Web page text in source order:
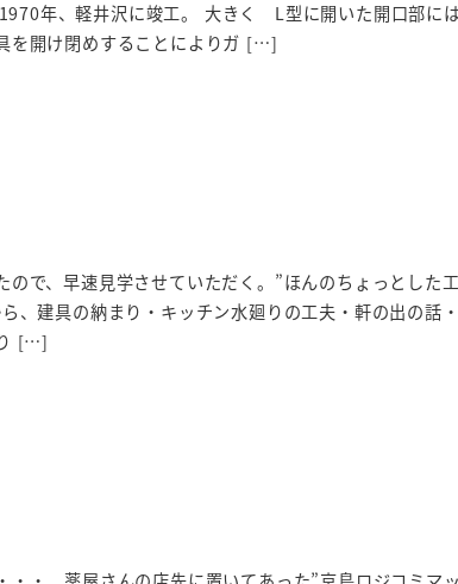
年、軽井沢に竣工。 大きく L型に開いた開口部には
を開け閉めすることによりガ […]
ので、早速見学させていただく。”ほんのちょっとした
、建具の納まり・キッチン水廻りの工夫・軒の出の話
[…]